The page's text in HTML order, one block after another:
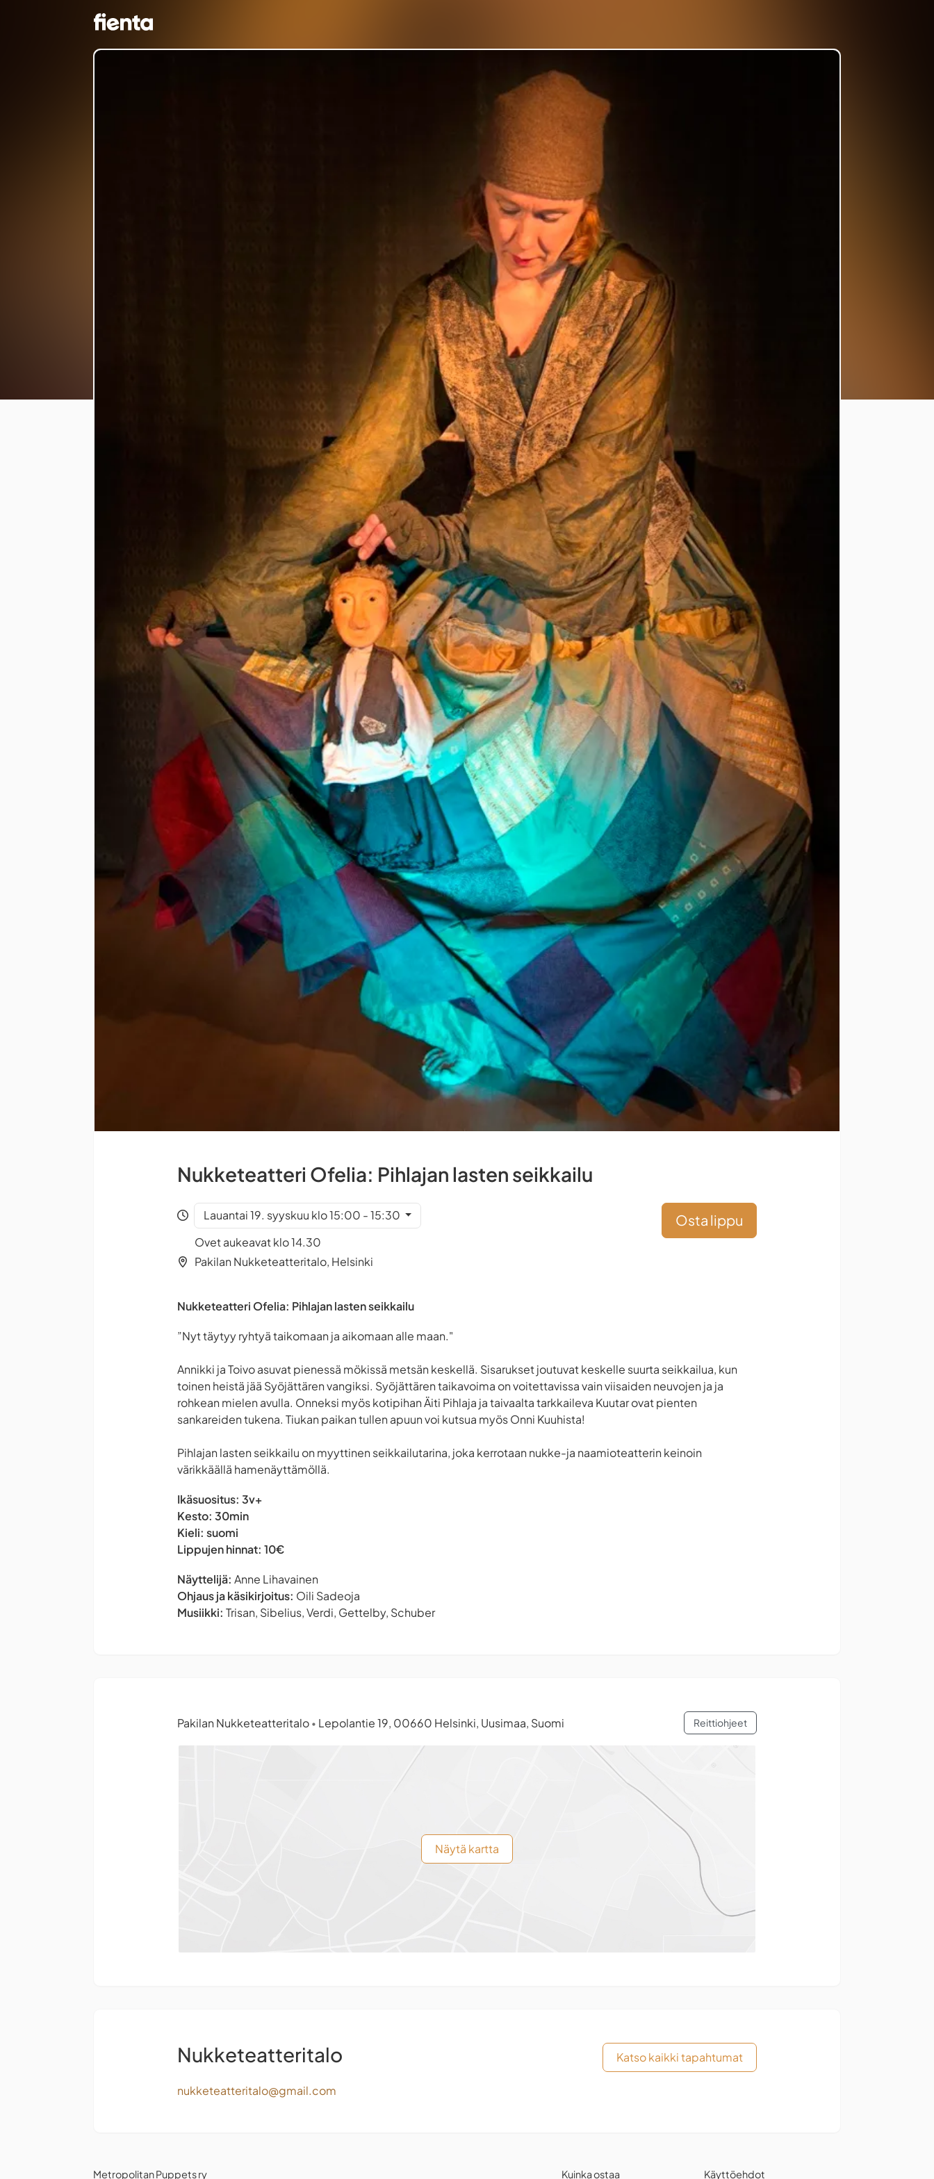
Nukketeatteri Ofelia: Pihlajan lasten seikkailu
Lauantai 19. syyskuu klo 15:00 - 15:30
Ovet aukeavat klo 14.30
Pakilan Nukketeatteritalo, Helsinki
Osta lippu
Nukketeatteri Ofelia: Pihlajan lasten seikkailu
”Nyt täytyy ryhtyä taikomaan ja aikomaan alle maan."
Annikki ja Toivo asuvat pienessä mökissä metsän keskellä. Sisarukset joutuvat keskelle suurta seikkailua, kun
toinen heistä jää Syöjättären vangiksi. Syöjättären taikavoima on voitettavissa vain viisaiden neuvojen ja ja
rohkean mielen avulla. Onneksi myös kotipihan Äiti Pihlaja ja taivaalta tarkkaileva Kuutar ovat pienten
sankareiden tukena. Tiukan paikan tullen apuun voi kutsua myös Onni Kuuhista!
Pihlajan lasten seikkailu on myyttinen seikkailutarina, joka kerrotaan nukke-ja naamioteatterin keinoin
värikkäällä hamenäyttämöllä.
Ikäsuositus: 3v+
Kesto: 30min
Kieli: suomi
Lippujen hinnat: 10€
Näyttelijä: Anne Lihavainen
Ohjaus ja käsikirjoitus: Oili Sadeoja
Musiikki: Trisan, Sibelius, Verdi, Gettelby, Schuber
Pakilan Nukketeatteritalo • Lepolantie 19, 00660 Helsinki, Uusimaa, Suomi Reittiohjeet
Näytä kartta
Nukketeatteritalo
nukketeatteritalo@gmail.com
Katso kaikki tapahtumat
Metropolitan Puppets ry Kuinka ostaa Käyttöehdot